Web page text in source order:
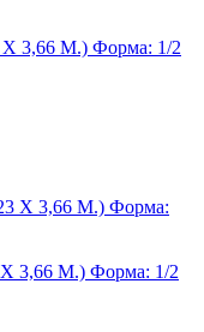
3,66 М.) Форма: 1/2
3,66 М.) Форма: 1/2